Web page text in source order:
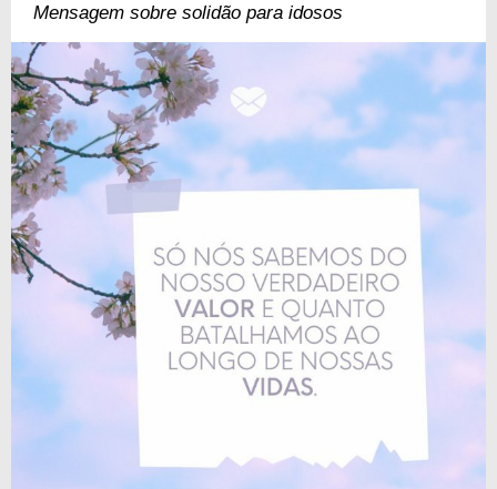
Mensagem sobre solidão para idosos